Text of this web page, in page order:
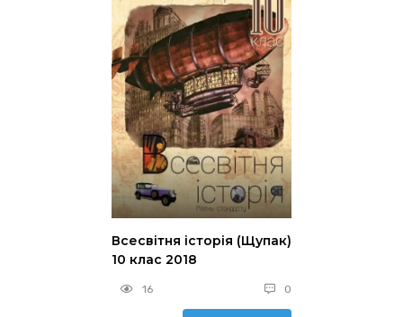
Всесвітня історія (Щупак)
10 клас 2018
16 0